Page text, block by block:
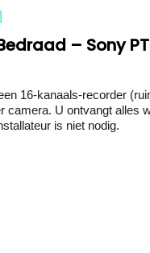
– Sony
16-kanaals-recorder
camera. U ontvangt alles
is niet nodig.